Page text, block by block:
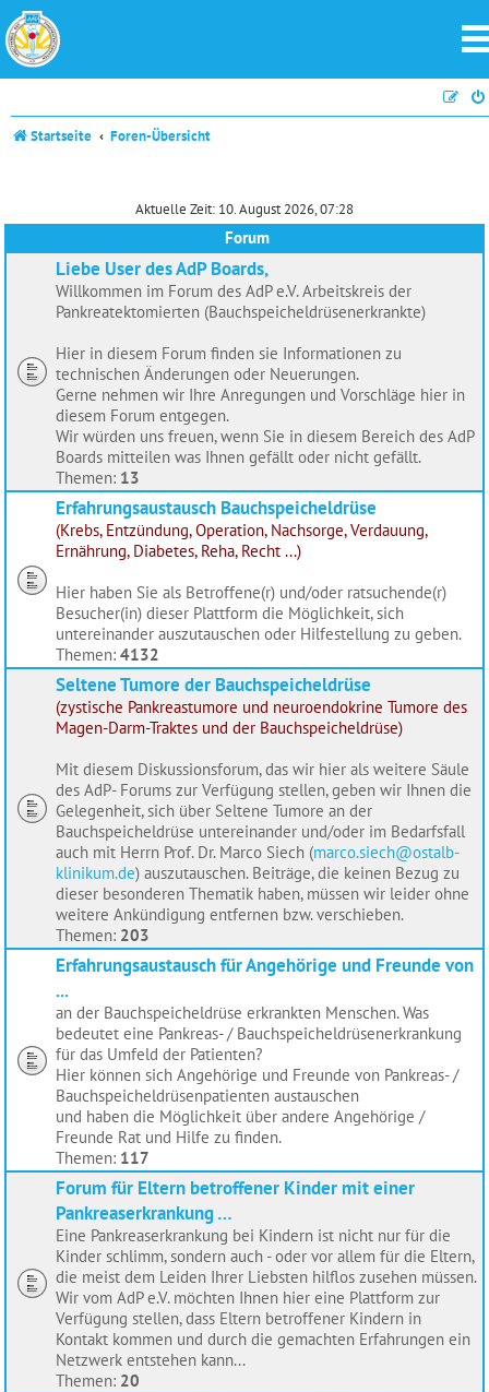
Startseite Foren-Übersicht
Aktuelle Zeit: 10. August 2026, 07:28
Forum
Liebe User des AdP Boards,
Willkommen im Forum des AdP e.V. Arbeitskreis der
Pankreatektomierten (Bauchspeicheldrüsenerkrankte)
Hier in diesem Forum finden sie Informationen zu
technischen Änderungen oder Neuerungen.
Gerne nehmen wir Ihre Anregungen und Vorschläge hier in
diesem Forum entgegen.
Wir würden uns freuen, wenn Sie in diesem Bereich des AdP
Boards mitteilen was Ihnen gefällt oder nicht gefällt.
Themen: 13
Erfahrungsaustausch Bauchspeicheldrüse
(Krebs, Entzündung, Operation, Nachsorge, Verdauung,
Ernährung, Diabetes, Reha, Recht ...)
Hier haben Sie als Betroffene(r) und/oder ratsuchende(r)
Besucher(in) dieser Plattform die Möglichkeit, sich
untereinander auszutauschen oder Hilfestellung zu geben.
Themen: 4132
Seltene Tumore der Bauchspeicheldrüse
(zystische Pankreastumore und neuroendokrine Tumore des
Magen-Darm-Traktes und der Bauchspeicheldrüse)
Mit diesem Diskussionsforum, das wir hier als weitere Säule
des AdP- Forums zur Verfügung stellen, geben wir Ihnen die
Gelegenheit, sich über Seltene Tumore an der
Bauchspeicheldrüse untereinander und/oder im Bedarfsfall
auch mit Herrn Prof. Dr. Marco Siech (marco.siech@ostalb-
klinikum.de) auszutauschen. Beiträge, die keinen Bezug zu
dieser besonderen Thematik haben, müssen wir leider ohne
weitere Ankündigung entfernen bzw. verschieben.
Themen: 203
Erfahrungsaustausch für Angehörige und Freunde von
...
an der Bauchspeicheldrüse erkrankten Menschen. Was
bedeutet eine Pankreas- / Bauchspeicheldrüsenerkrankung
für das Umfeld der Patienten?
Hier können sich Angehörige und Freunde von Pankreas- /
Bauchspeicheldrüsenpatienten austauschen
und haben die Möglichkeit über andere Angehörige /
Freunde Rat und Hilfe zu finden.
Themen: 117
Forum für Eltern betroffener Kinder mit einer
Pankreaserkrankung …
Eine Pankreaserkrankung bei Kindern ist nicht nur für die
Kinder schlimm, sondern auch - oder vor allem für die Eltern,
die meist dem Leiden Ihrer Liebsten hilflos zusehen müssen.
Wir vom AdP e.V. möchten Ihnen hier eine Plattform zur
Verfügung stellen, dass Eltern betroffener Kindern in
Kontakt kommen und durch die gemachten Erfahrungen ein
Netzwerk entstehen kann...
Themen: 20